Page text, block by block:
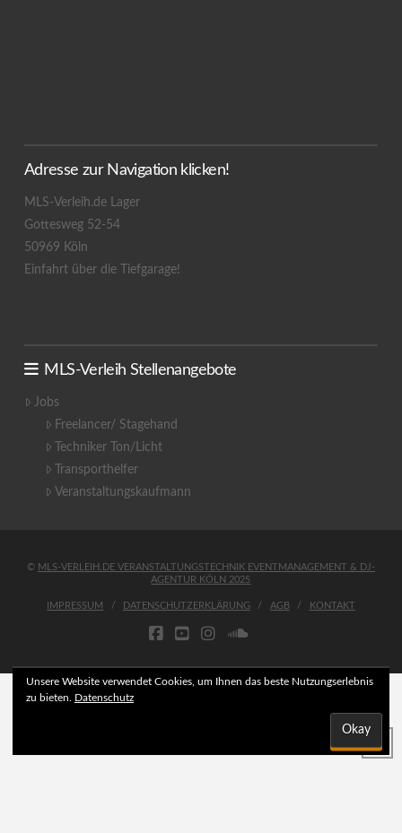
Adresse zur Navigation klicken!
MLS-Verleih.de Lager
Gottesweg 52-54
50969 Köln
Einfahrt über die Tiefgarage!
MLS-Verleih Stellenangebote
Jobs
Freelancer/ Stagehand
Techniker Ton/Licht
Transporthelfer
Veranstaltungskaufmann
© MLS-VERLEIH.DE VERANSTALTUNGSTECHNIK EVENTMANAGEMENT & DJ-
AGENTUR KÖLN 2025
IMPRESSUM DATENSCHUTZERKLÄRUNG AGB KONTAKT
Unsere Website verwendet Cookies, um Ihnen das beste Nutzungserlebnis
zu bieten. Datenschutz